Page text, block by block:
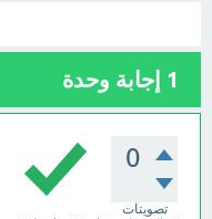
1 إجابة وحدة
0
تصويتات